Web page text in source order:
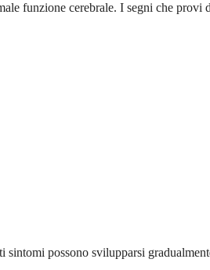
funzione cerebrale. I segni che provi
possono svilupparsi